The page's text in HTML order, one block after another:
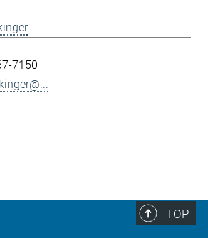
7150
TOP